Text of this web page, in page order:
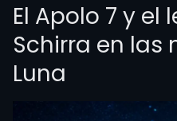
El Apolo 7 y el
Schirra en las
Luna